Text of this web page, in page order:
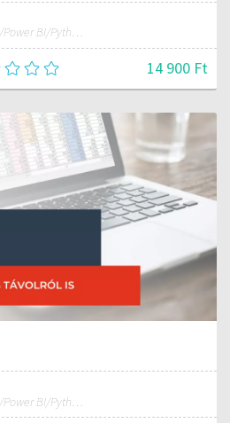
MS Excel/Visual Basic/Power BI/Python adatelemzési szakértő
14 900 Ft